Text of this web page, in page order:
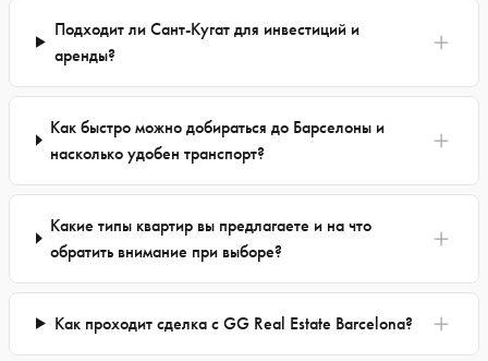
Подходит ли Сант-Кугат для инвестиций и
аренды?
Как быстро можно добираться до Барселоны и
насколько удобен транспорт?
Какие типы квартир вы предлагаете и на что
обратить внимание при выборе?
Как проходит сделка с GG Real Estate Barcelona?